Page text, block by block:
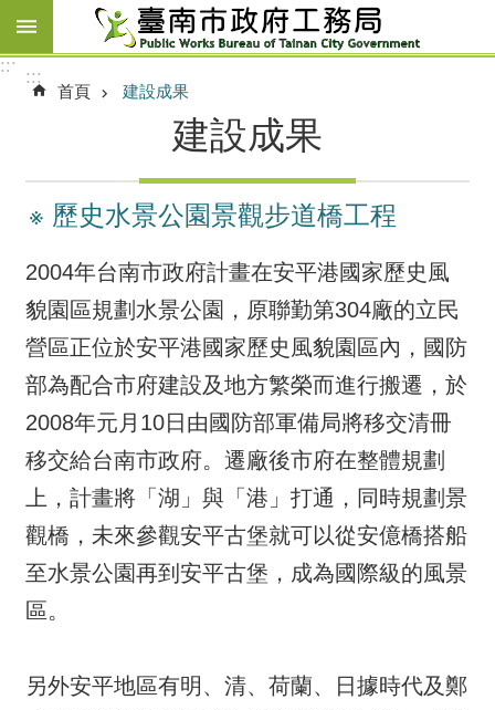
跳到主要內容區塊
:::
:::
首頁 建設成果
建設成果
※ 歷史水景公園景觀步道橋工程
2004年台南市政府計畫在安平港國家歷史風
貌園區規劃水景公園，原聯勤第304廠的立民
營區正位於安平港國家歷史風貌園區內，國防
部為配合市府建設及地方繁榮而進行搬遷，於
2008年元月10日由國防部軍備局將移交清冊
移交給台南市政府。遷廠後市府在整體規劃
上，計畫將「湖」與「港」打通，同時規劃景
觀橋，未來參觀安平古堡就可以從安億橋搭船
至水景公園再到安平古堡，成為國際級的風景
區。
另外安平地區有明、清、荷蘭、日據時代及鄭